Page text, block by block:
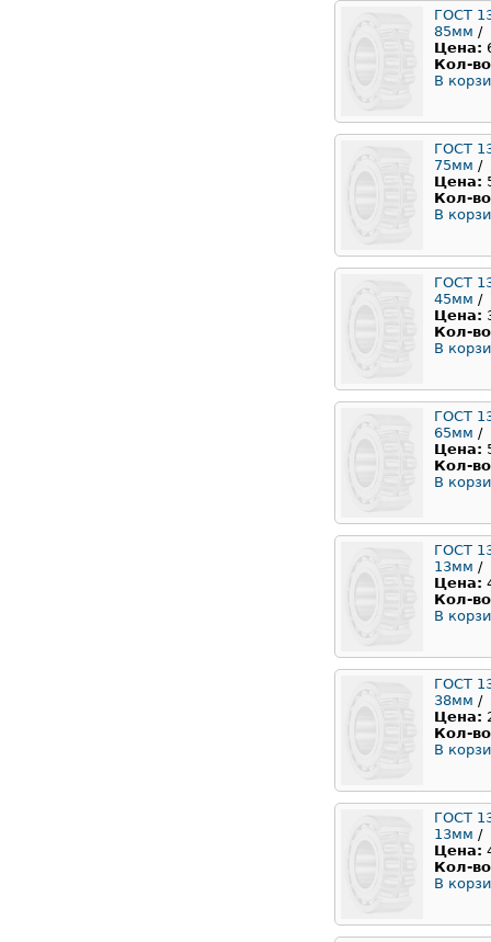
ГОСТ
85мм /
Цена:
Кол-
В
ГОСТ
75мм /
Цена:
Кол-
В
ГОСТ
45мм /
Цена:
Кол-
В
ГОСТ
65мм /
Цена:
Кол-
В
ГОСТ
13мм /
Цена:
Кол-
В
ГОСТ
38мм /
Цена:
Кол-
В
ГОСТ
13мм /
Цена:
Кол-
В